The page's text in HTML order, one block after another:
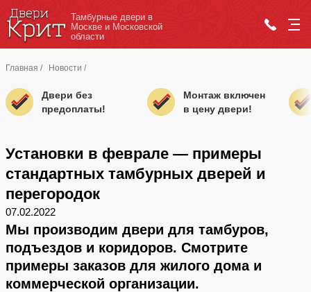
Тамбурные двери в
Москве и Московской
области
Главная / Новости /
Двери без
предоплаты!
Монтаж включен
в цену двери!
Установки в феврале — примеры
стандартных тамбурных дверей и
перегородок
07.02.2022
Мы производим двери для тамбуров,
подъездов и коридоров. Смотрите
примеры заказов для жилого дома и
коммерческой организации.